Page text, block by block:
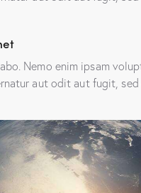
Nemo enim ipsam
aut odit aut fugit, sed